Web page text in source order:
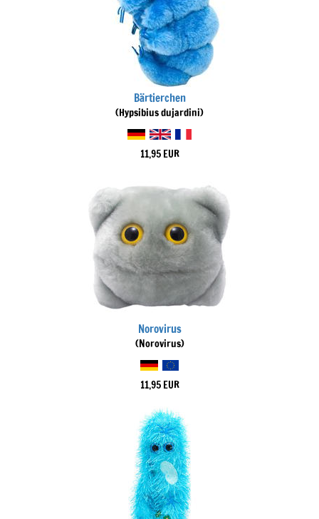
Bärtierchen
(Hypsibius dujardini)
11,95 EUR
Norovirus
(Norovirus)
11,95 EUR